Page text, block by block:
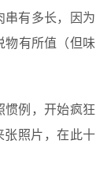
串有多长，因为
物有所值（但味
惯例，开始疯狂
张照片，在此十